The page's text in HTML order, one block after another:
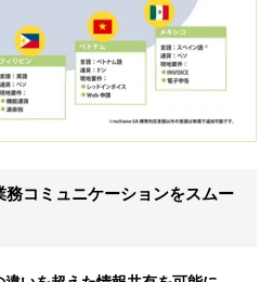
コミュニケーションをスムー